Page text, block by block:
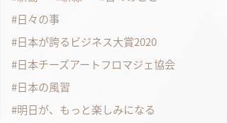
日々の事
日本が誇るビジネス大賞2020
日本チーズアートフロマジェ協会
日本の風習
明日が、もっと楽しみになる